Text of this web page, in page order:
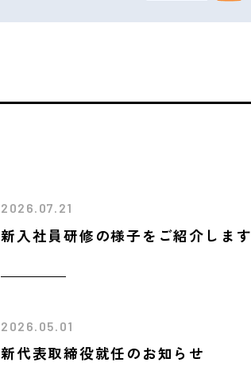
2026.07.21
新入社員研修の様子をご紹介しま
2026.05.01
新代表取締役就任のお知らせ